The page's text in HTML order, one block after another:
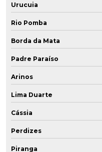
Urucuia
Rio Pomba
Borda da Mata
Padre Paraíso
Arinos
Lima Duarte
Cássia
Perdizes
Piranga